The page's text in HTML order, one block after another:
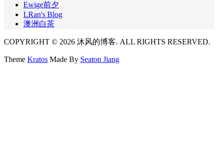
Ewige前夕
LRan's Blog
澳洲白茶
COPYRIGHT © 2026 沐风的博客. ALL RIGHTS RESERVED.
Theme Kratos Made By Seaton Jiang